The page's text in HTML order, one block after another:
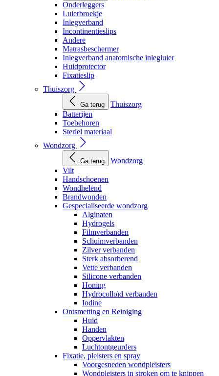
Onderleggers
Luierbroekje
Inlegverband
Incontinentieslips
Andere
Matrasbeschermer
Inlegverband anatomische inlegluier
Huidprotector
Fixatieslip
Thuiszorg
Ga terug
Thuiszorg
Batterijen
Toebehoren
Steriel materiaal
Wondzorg
Ga terug
Wondzorg
Vilt
Handschoenen
Wondhelend
Brandwonden
Gespecialiseerde wondzorg
Alginaten
Hydrogels
Filmverbanden
Schuimverbanden
Zilver verbanden
Sterk absorberend
Vette verbanden
Silicone verbanden
Honing
Hydrocolloïd verbanden
Iodine
Ontsmetting en Reiniging
Huid
Handen
Oppervlakten
Luchtontgeurders
Fixatie, pleisters en spray
Voorgesneden wondpleisters
Wondpleisters in stroken om te knippen